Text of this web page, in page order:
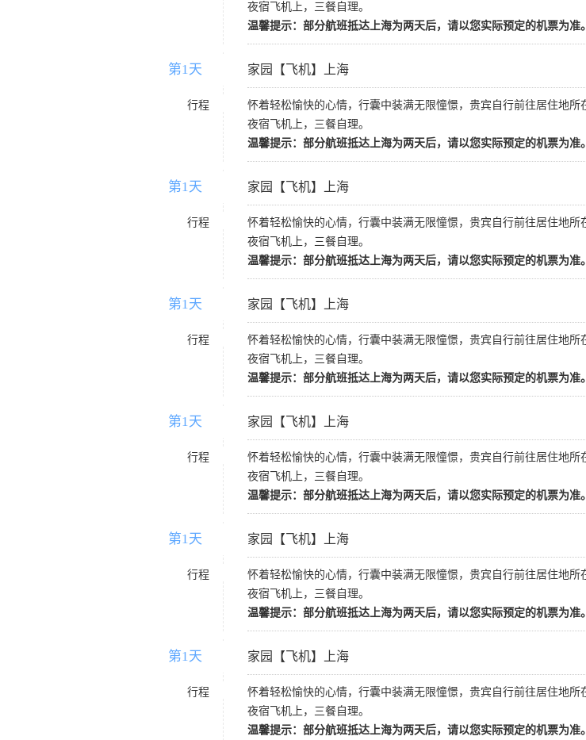
夜宿飞机上，三餐自理。
温馨提示：部分航班抵达上海为两天后，请以您实际预定的机票为准。
第1天 家园【飞机】上海
行程
怀着轻松愉快的心情，行囊中装满无限憧憬，贵宾自行前往居住地所
夜宿飞机上，三餐自理。
温馨提示：部分航班抵达上海为两天后，请以您实际预定的机票为准。
第1天 家园【飞机】上海
行程
怀着轻松愉快的心情，行囊中装满无限憧憬，贵宾自行前往居住地所
夜宿飞机上，三餐自理。
温馨提示：部分航班抵达上海为两天后，请以您实际预定的机票为准。
第1天 家园【飞机】上海
行程
怀着轻松愉快的心情，行囊中装满无限憧憬，贵宾自行前往居住地所
夜宿飞机上，三餐自理。
温馨提示：部分航班抵达上海为两天后，请以您实际预定的机票为准。
第1天 家园【飞机】上海
行程
怀着轻松愉快的心情，行囊中装满无限憧憬，贵宾自行前往居住地所
夜宿飞机上，三餐自理。
温馨提示：部分航班抵达上海为两天后，请以您实际预定的机票为准。
第1天 家园【飞机】上海
行程
怀着轻松愉快的心情，行囊中装满无限憧憬，贵宾自行前往居住地所
夜宿飞机上，三餐自理。
温馨提示：部分航班抵达上海为两天后，请以您实际预定的机票为准。
第1天 家园【飞机】上海
行程
怀着轻松愉快的心情，行囊中装满无限憧憬，贵宾自行前往居住地所
夜宿飞机上，三餐自理。
温馨提示：部分航班抵达上海为两天后，请以您实际预定的机票为准。